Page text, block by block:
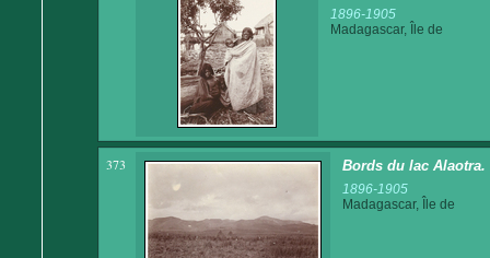
1896-1905
Madagascar, Île de
373 Bords du lac Alaotra.
1896-1905
Madagascar, Île de